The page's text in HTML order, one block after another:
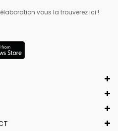
vous la trouverez ici !